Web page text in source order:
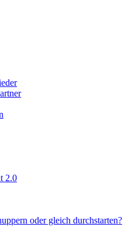
2.0
oder gleich durchstarten?